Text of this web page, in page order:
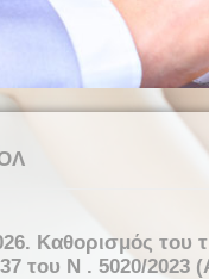
Καθορισμός του
του N . 5020/2023